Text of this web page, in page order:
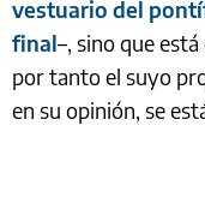
vestuario del
final–, sino que
por tanto el suyo
en su opinión, se